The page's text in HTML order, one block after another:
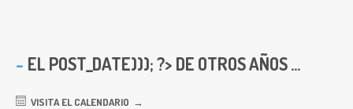
EL POST_DATE))); ?> DE OTROS AÑOS ...
VISITA EL CALENDARIO